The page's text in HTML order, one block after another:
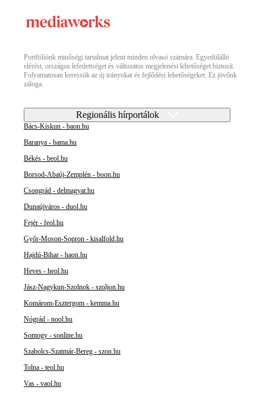
Portfóliónk minőségi tartalmat jelent minden olvasó számára. Egyedülálló
elérést, országos lefedettséget és változatos megjelenési lehetőséget biztosít.
Folyamatosan keressük az új irányokat és fejlődési lehetőségeket. Ez jövőnk
záloga.
Regionális hírportálok
Bács-Kiskun - baon.hu
Baranya - bama.hu
Békés - beol.hu
Borsod-Abaúj-Zemplén - boon.hu
Csongrád - delmagyar.hu
Dunaújváros - duol.hu
Fejér - feol.hu
Győr-Moson-Sopron - kisalfold.hu
Hajdú-Bihar - haon.hu
Heves - heol.hu
Jász-Nagykun-Szolnok - szoljon.hu
Komárom-Esztergom - kemma.hu
Nógrád - nool.hu
Somogy - sonline.hu
Szabolcs-Szatmár-Bereg - szon.hu
Tolna - teol.hu
Vas - vaol.hu